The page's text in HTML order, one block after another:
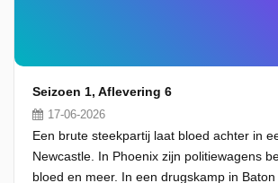
Seizoen 1, Aflevering 6
17-06-2026
Een brute steekpartij laat bloed achter in
Newcastle. In Phoenix zijn politiewagens
bloed en meer. In een drugskamp in